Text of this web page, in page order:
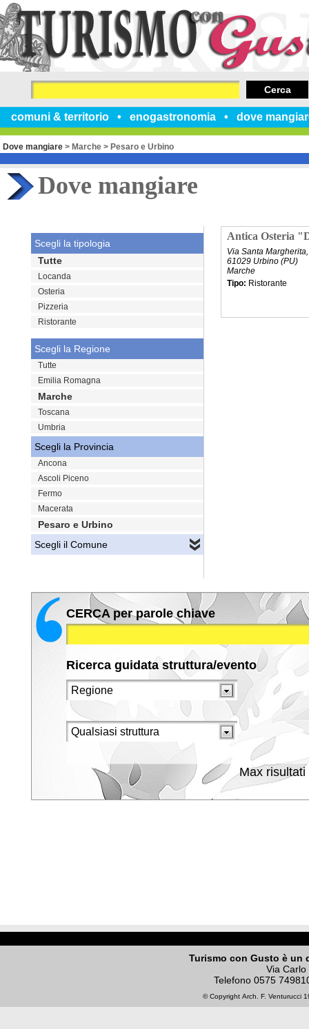
comuni & territorio enogastronomia dove
Cerca
Dove mangiare > Marche > Pesaro e Urbino
Dove mangiare
Antica Osteria
Via Santa
61029 Urbino (PU)
Marche
Tipo: Ristorante
Scegli la tipologia
Tutte
Locanda
Osteria
Pizzeria
Ristorante
Scegli la Regione
Tutte
Emilia Romagna
Marche
Toscana
Umbria
Scegli la Provincia
Ancona
Ascoli Piceno
Fermo
Macerata
Pesaro e Urbino
Scegli il Comune
CERCA per parole chiave
Ricerca guidata struttura/evento
Max risultati
Turismo con Gusto è un
Via
Telefono 0575
© Copyright Arch. F. Venturucci